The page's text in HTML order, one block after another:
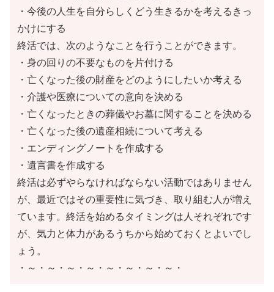
・今後の人生を自分らしくどう生きるかを考えるきっ
かけにする
終活では、次のようなことを行うことができます。
・身の回りの不要なものを片付ける
・亡くなった後の財産をどのようにしたいか考える
・介護や医療についての意向を決める
・亡くなったときの葬儀やお墓に関することを決める
・亡くなった後の遺産相続について考える
・エンディングノートを作成する
・遺言書を作成する
終活は必ずやらなければならない活動ではありません
が、最近ではその重要性に気づき、取り組む人が増え
ています。終活を始めるタイミングは人それぞれです
が、気力と体力があるうちから始めておくとよいでし
ょう。
・～・～・～・～・～・～・～・～・